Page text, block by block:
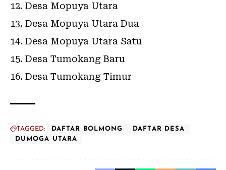
Desa Mopuya Utara
Desa Mopuya Utara Dua
Desa Mopuya Utara Satu
Desa Tumokang Baru
Desa Tumokang Timur
TAGGED: DAFTAR BOLMONG
DAFTAR DESA
DUMOGA UTARA